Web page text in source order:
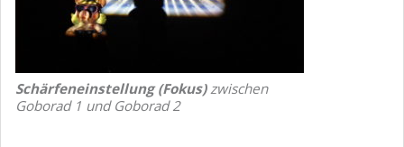
Schärfeneinstellung (Fokus) zwischen
Goborad 1 und Goborad 2